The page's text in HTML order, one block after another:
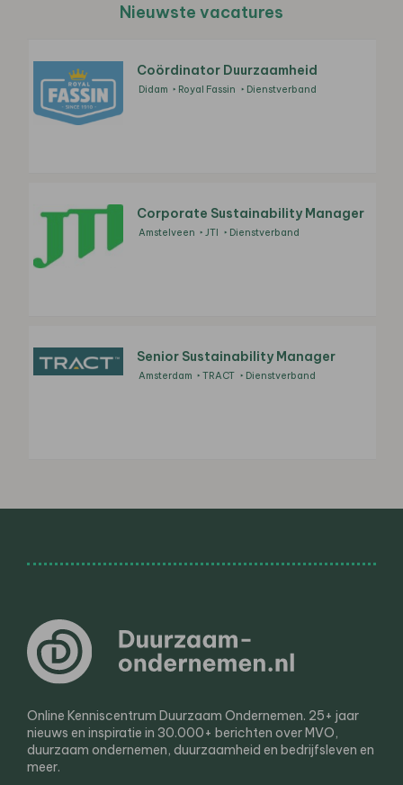
Nieuwste vacatures
Coördinator Duurzaamheid
Didam Royal Fassin Dienstverband
Corporate Sustainability Manager
Amstelveen JTI Dienstverband
Senior Sustainability Manager
Amsterdam TRACT Dienstverband
Online Kenniscentrum Duurzaam Ondernemen. 25+ jaar
nieuws en inspiratie in 30.000+ berichten over MVO,
duurzaam ondernemen, duurzaamheid en bedrijfsleven en
meer.